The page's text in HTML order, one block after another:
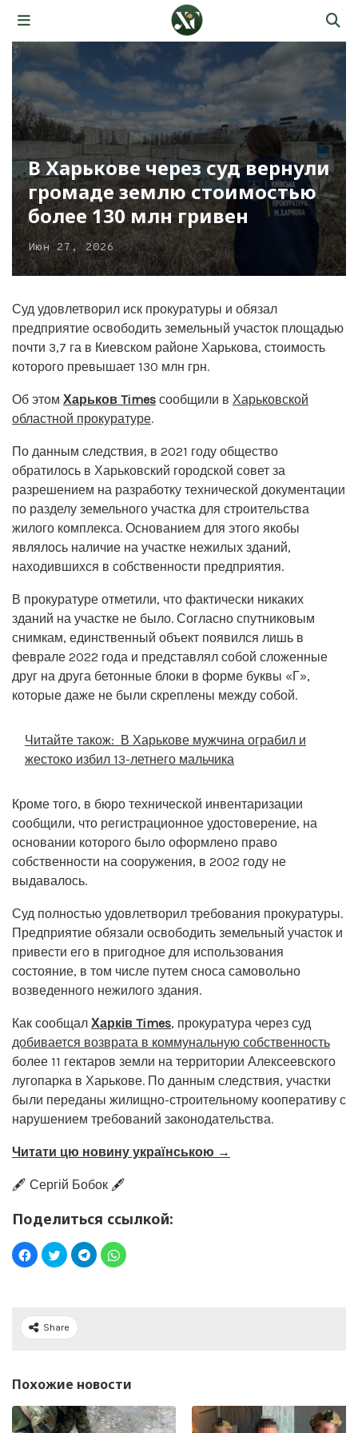
В Харькове через суд вернули
громаде землю стоимостью
более 130 млн гривен
Июн 27, 2026
Суд удовлетворил иск прокуратуры и обязал
предприятие освободить земельный участок площадью
почти 3,7 га в Киевском районе Харькова, стоимость
которого превышает 130 млн грн.
Об этом Харьков Times сообщили в Харьковской
областной прокуратуре.
По данным следствия, в 2021 году общество
обратилось в Харьковский городской совет за
разрешением на разработку технической документации
по разделу земельного участка для строительства
жилого комплекса. Основанием для этого якобы
являлось наличие на участке нежилых зданий,
находившихся в собственности предприятия.
В прокуратуре отметили, что фактически никаких
зданий на участке не было. Согласно спутниковым
снимкам, единственный объект появился лишь в
феврале 2022 года и представлял собой сложенные
друг на друга бетонные блоки в форме буквы «Г»,
которые даже не были скреплены между собой.
Читайте також: В Харькове мужчина ограбил и
жестоко избил 13-летнего мальчика
Кроме того, в бюро технической инвентаризации
сообщили, что регистрационное удостоверение, на
основании которого было оформлено право
собственности на сооружения, в 2002 году не
выдавалось.
Суд полностью удовлетворил требования прокуратуры.
Предприятие обязали освободить земельный участок и
привести его в пригодное для использования
состояние, в том числе путем сноса самовольно
возведенного нежилого здания.
Как сообщал Харків Times, прокуратура через суд
добивается возврата в коммунальную собственность
более 11 гектаров земли на территории Алексеевского
лугопарка в Харькове. По данным следствия, участки
были переданы жилищно-строительному кооперативу с
нарушением требований законодательства.
Читати цю новину українською →
🖋️ Сергій Бобок 🖋️
Поделиться ссылкой:
Share
Похожие новости